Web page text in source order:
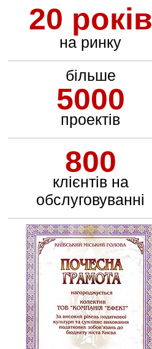
20 років
на ринку
більше
5000
проектів
800
клієнтів на
обслуговуванні